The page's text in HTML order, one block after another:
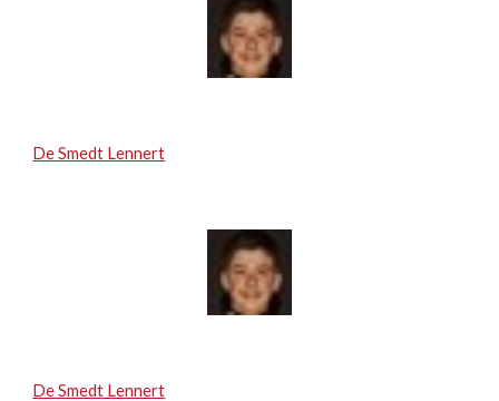
De Smedt Lennert
De Smedt Lennert